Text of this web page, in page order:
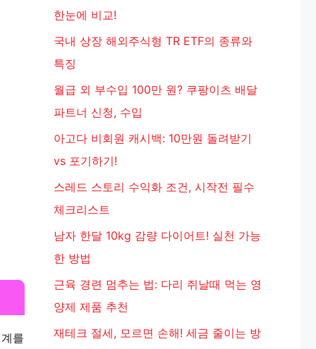
를
한눈에 비교!
국내 상장 해외주식형 TR ETF의 종류와
특징
월급 외 부수입 100만 원? 쿠팡이츠 배달
파트너 신청, 수입
아고다 비회원 캐시백: 10만원 돌려받기
vs 포기하기!
스레드 스토리 수익화 조건, 시작전 필수
체크리스트
남자 한달 10kg 감량 다이어트! 실천 가능
한 방법
근육 경련 멈추는 법: 다리 쥐날때 먹는 영
양제 제품 추천
재테크 절세, 모르면 손해! 세금 줄이는 방